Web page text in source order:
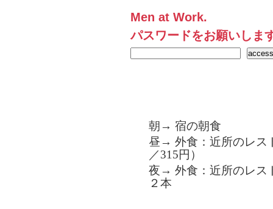
Men at Work.
パスワードをお願いしま
朝→ 宿の朝食
昼→ 外食：近所のレス
／315円）
夜→ 外食：近所のレス
２本